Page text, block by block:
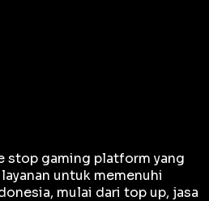
stop gaming platform yang
untuk memenuhi
mulai dari top up, jasa